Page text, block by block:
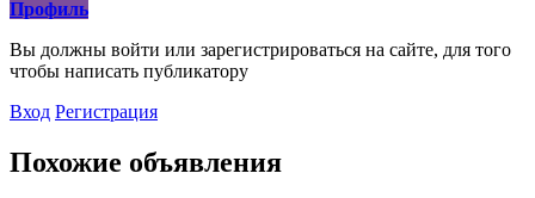
Профиль
Вы должны войти или зарегистрироваться на сайте, для того
чтобы написать публикатору
Вход Регистрация
Похожие объявления